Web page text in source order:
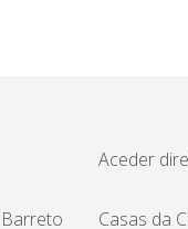
Aceder
Casas da